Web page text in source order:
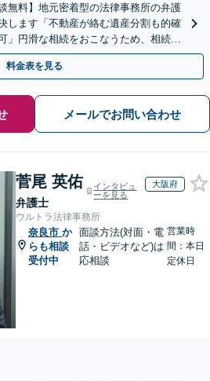
無料】地元密着型の法律事務所の弁護
します「不動産が絡む遺産分割も的確
」円滑な相続をおこなうため、相続問
【完全個室制】
料金表を見る
メールでお問い合わせ
菅尾 英佑
弁護士
インタビュ
ーを見る
大阪府
ウルトラ法律事務所
奈良市 か
らも相談
受付中
面談方法(対面・電
話・ビデオなど)は
応相談
営業時
間：本日
定休日